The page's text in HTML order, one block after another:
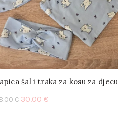
šal i traka za kosu za djecu
€ 30.00 €